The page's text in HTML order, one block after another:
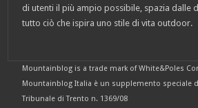
di utenti il più ampio possibile, spazia dalle
tutto ciò che ispira uno stile di vita outdoor.
Mountainblog is a trade mark of White&Poles
Mountainblog Italia è un supplemento speciale
Tribunale di Trento n. 1369/08